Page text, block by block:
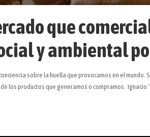
que
y ambiental
sobre la huella que provocamos en el mundo.
los productos que generamos o compramos. Ignacio